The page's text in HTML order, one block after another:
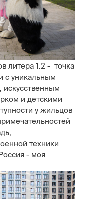
литера 1.2 - точка
с уникальным
искусственным
и детскими
у жильцов
техники
- моя